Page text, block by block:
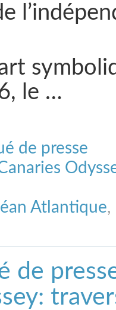
le …
de presse
Atlantique,
de